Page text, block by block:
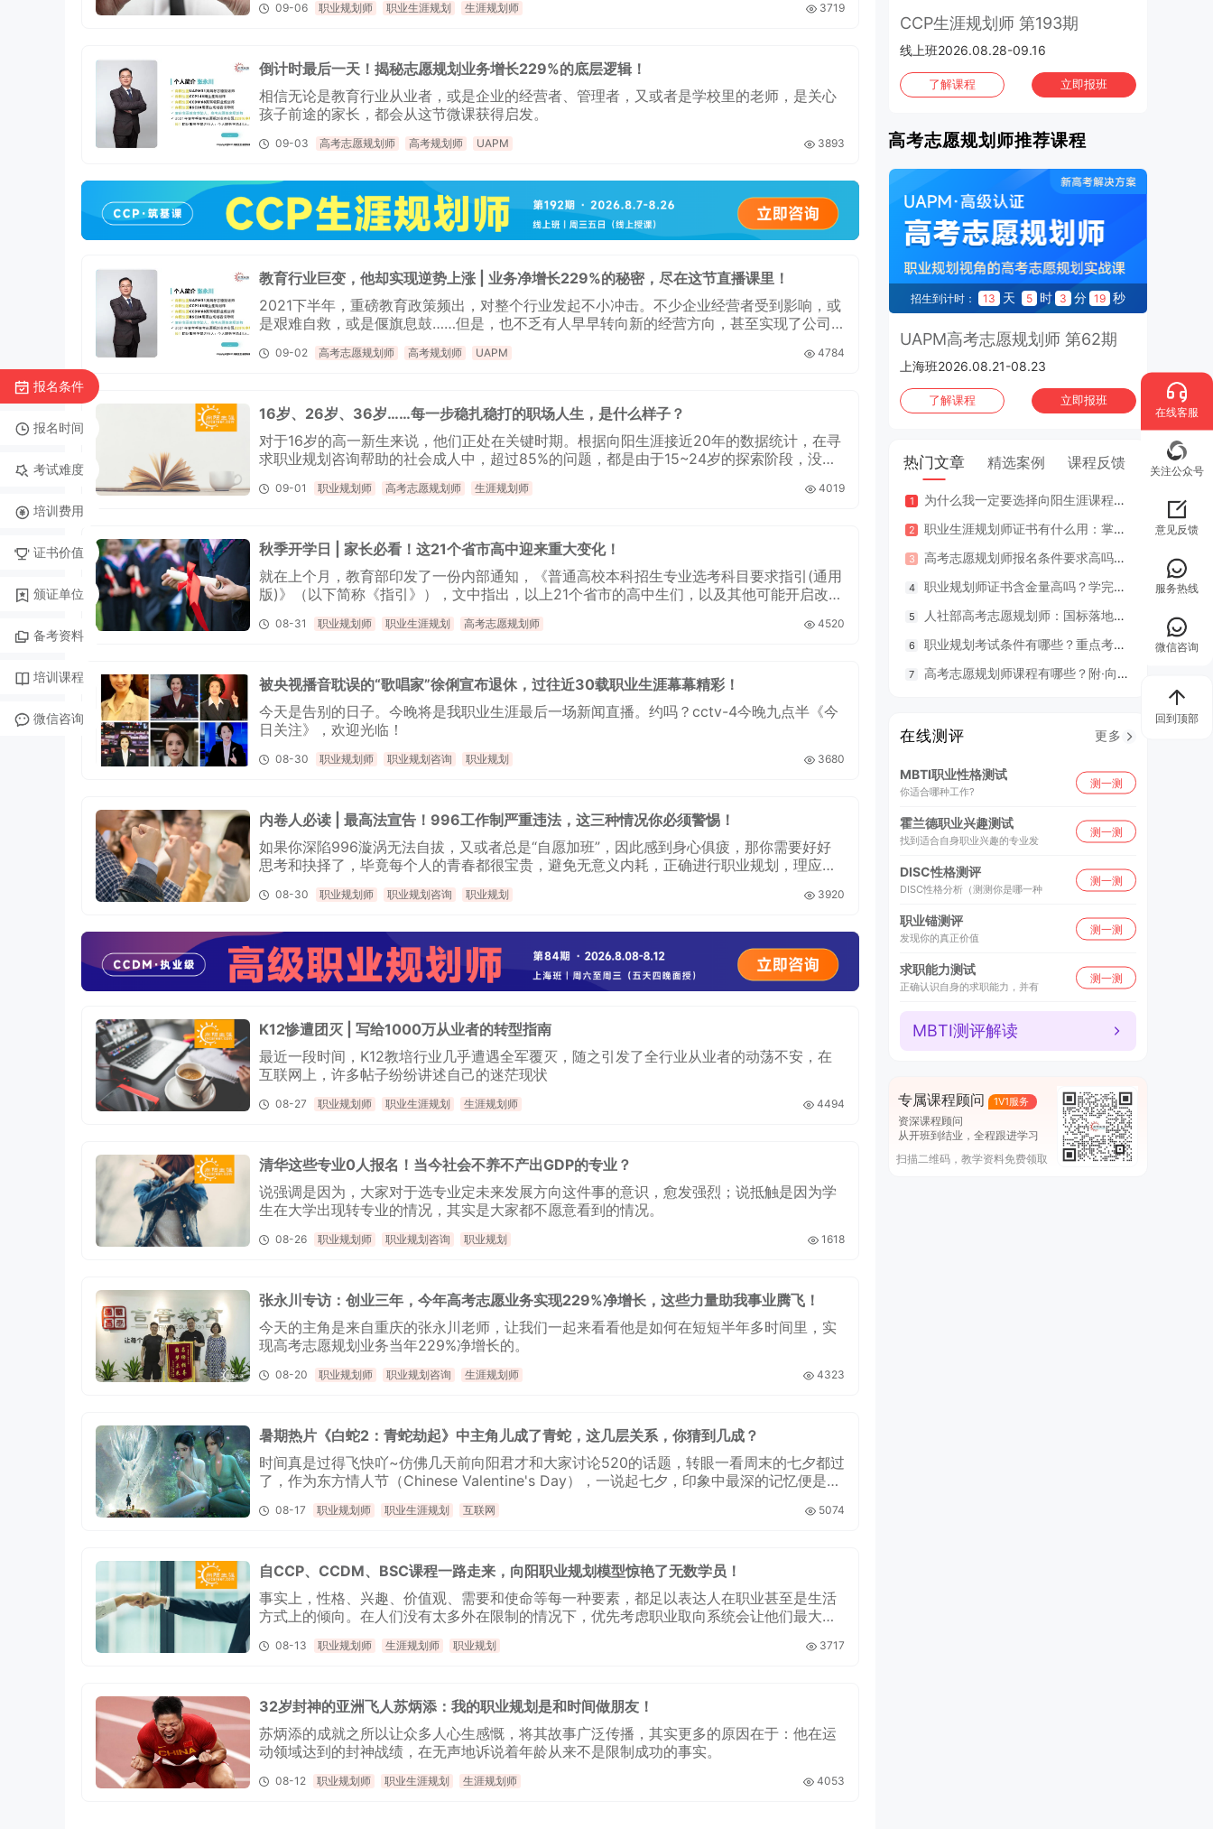
09-06 职业规划师 职业生涯规划 生涯规划师 3719
倒计时最后一天！揭秘志愿规划业务增长229%的底层逻辑！
相信无论是教育行业从业者，或是企业的经营者、管理者，又或者是学校里的老师，是关心
孩子前途的家长，都会从这节微课获得启发。
09-03 高考志愿规划师 高考规划师 UAPM 3893
教育行业巨变，他却实现逆势上涨 | 业务净增长229%的秘密，尽在这节直播课里！
2021下半年，重磅教育政策频出，对整个行业发起不小冲击。不少企业经营者受到影响，或
是艰难自救，或是偃旗息鼓……但是，也不乏有人早早转向新的经营方向，甚至实现了公司
09-02 高考志愿规划师 高考规划师 UAPM 4784
16岁、26岁、36岁……每一步稳扎稳打的职场人生，是什么样子？
对于16岁的高一新生来说，他们正处在关键时期。根据向阳生涯接近20年的数据统计，在寻
求职业规划咨询帮助的社会成人中，超过85%的问题，都是由于15~24岁的探索阶段，没有
09-01 职业规划师 高考志愿规划师 生涯规划师 4019
秋季开学日 | 家长必看！这21个省市高中迎来重大变化！
就在上个月，教育部印发了一份内部通知，《普通高校本科招生专业选考科目要求指引(通用
版)》（以下简称《指引》），文中指出，以上21个省市的高中生们，以及其他可能开启改革
08-31 职业规划师 职业生涯规划 高考志愿规划师 4520
被央视播音耽误的“歌唱家”徐俐宣布退休，过往近30载职业生涯幕幕精彩！
今天是告别的日子。今晚将是我职业生涯最后一场新闻直播。约吗？cctv-4今晚九点半《今
日关注》，欢迎光临！
08-30 职业规划师 职业规划咨询 职业规划 3680
内卷人必读 | 最高法宣告！996工作制严重违法，这三种情况你必须警惕！
如果你深陷996漩涡无法自拔，又或者总是“自愿加班”，因此感到身心俱疲，那你需要好好
思考和抉择了，毕竟每个人的青春都很宝贵，避免无意义内耗，正确进行职业规划，理应成
08-30 职业规划师 职业规划咨询 职业规划 3920
K12惨遭团灭 | 写给1000万从业者的转型指南
最近一段时间，K12教培行业几乎遭遇全军覆灭，随之引发了全行业从业者的动荡不安，在
互联网上，许多帖子纷纷讲述自己的迷茫现状
08-27 职业规划师 职业生涯规划 生涯规划师 4494
清华这些专业0人报名！当今社会不养不产出GDP的专业？
说强调是因为，大家对于选专业定未来发展方向这件事的意识，愈发强烈；说抵触是因为学
生在大学出现转专业的情况，其实是大家都不愿意看到的情况。
08-26 职业规划师 职业规划咨询 职业规划 1618
张永川专访：创业三年，今年高考志愿业务实现229%净增长，这些力量助我事业腾飞！
今天的主角是来自重庆的张永川老师，让我们一起来看看他是如何在短短半年多时间里，实
现高考志愿规划业务当年229%净增长的。
08-20 职业规划师 职业规划咨询 生涯规划师 4323
暑期热片《白蛇2：青蛇劫起》中主角儿成了青蛇，这几层关系，你猜到几成？
时间真是过得飞快吖~仿佛几天前向阳君才和大家讨论520的话题，转眼一看周末的七夕都过
了，作为东方情人节（Chinese Valentine's Day），一说起七夕，印象中最深的记忆便是爱
的电影《白蛇2：青蛇劫起》。
08-17 职业规划师 职业生涯规划 互联网 5074
自CCP、CCDM、BSC课程一路走来，向阳职业规划模型惊艳了无数学员！
事实上，性格、兴趣、价值观、需要和使命等每一种要素，都足以表达人在职业甚至是生活
方式上的倾向。在人们没有太多外在限制的情况下，优先考虑职业取向系统会让他们最大限
08-13 职业规划师 生涯规划师 职业规划 3717
32岁封神的亚洲飞人苏炳添：我的职业规划是和时间做朋友！
苏炳添的成就之所以让众多人心生感慨，将其故事广泛传播，其实更多的原因在于：他在运
动领域达到的封神战绩，在无声地诉说着年龄从来不是限制成功的事实。
08-12 职业规划师 职业生涯规划 生涯规划师 4053
CCP生涯规划师 第196期
2026.10.16-2026.11.04 | 线上班
CCP生涯规划师 第197期
CCP生涯规划师 第193期
线上班2026.08.28-09.16
了解课程 立即报班
高考志愿规划师推荐课程
招生到计时： 13 天 5 时 3 分 18 秒
UAPM高考志愿规划师 第62期
上海班2026.08.21-08.23
了解课程 立即报班
热门文章 精选案例 课程反馈
BSC学员心得交流
为什么我一定要选择向阳生涯课程体系？七大核心理由
职业生涯规划师证书有什么用：掌握专业知识与技能，助人也助己！
高考志愿规划师报名条件要求高吗？专业认证在哪里考？
职业规划师证书含金量高吗？学完好找工作吗？
人社部高考志愿规划师：国标落地，从业标准更明确，持证执业不可少
职业规划考试条件有哪些？重点考什么？
高考志愿规划师课程有哪些？附·向阳生涯26年UAPM课程开班计划表
咨询案
2年
985
在线测评 更多
MBTI职业性格测试
你适合哪种工作?
测一测
霍兰德职业兴趣测试
找到适合自身职业兴趣的专业发
测一测
DISC性格测评
DISC性格分析（测测你是哪一种
测一测
职业锚测评
发现你的真正价值
测一测
求职能力测试
正确认识自身的求职能力，并有
测一测
MBTI测评解读
专属课程顾问 1V1服务
资深课程顾问
从开班到结业，全程跟进学习
扫描二维码，教学资料免费领取
报名条件
报名时间
考试难度
培训费用
证书价值
颁证单位
备考资料
培训课程
微信咨询
在线客服
关注公众号
意见反馈
服务热线
微信咨询
回到顶部